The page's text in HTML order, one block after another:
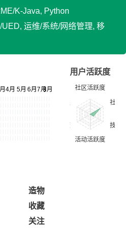
K-Java, Python
运维/系统/网络管理, 移
用户活跃度
造物
收藏
关注